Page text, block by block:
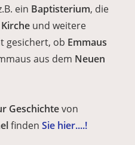
ein Baptisterium, die
und weitere
gesichert, ob Emmaus
aus dem Neuen
Geschichtevon
finden Sie hier....!